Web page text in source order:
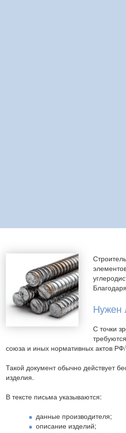
Нужен
С точки
союза и иных нормативных актов
Такой документ обычно действует
изделия.
В тексте письма указываются:
данные производителя;
описание изделий;